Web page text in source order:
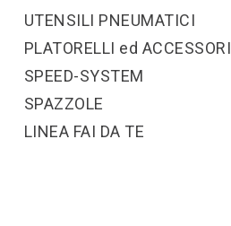
LINEA FAI DA TE
PLATORELLI ed ACCESSORI
SPAZZOLE
SPEED-SYSTEM
UTENSILI PNEUMATICI